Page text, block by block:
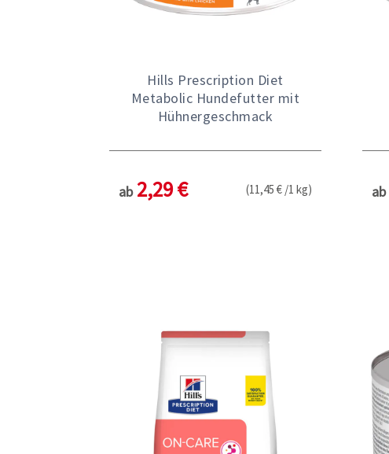
Hills Prescription Diet
Metabolic Hundefutter mit
Hühnergeschmack
ab 2,29 € (11,45 € /1 kg) ab